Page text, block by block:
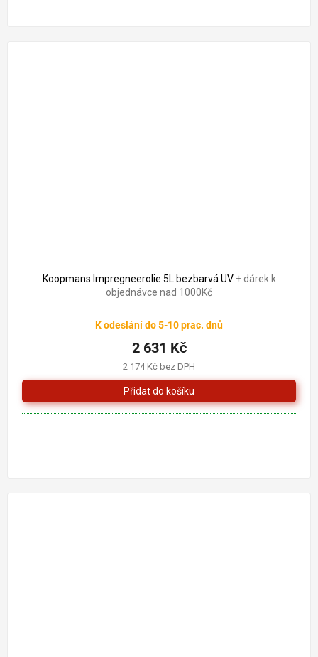
Koopmans Impregneerolie 5L bezbarvá UV + dárek k
objednávce nad 1000Kč
K odeslání do 5-10 prac. dnů
2 174 Kč bez DPH
2 631 Kč